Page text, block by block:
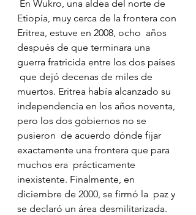
Etiopía, muy cerca de la frontera con
Eritrea, estuve en 2008, ocho  años
después de que terminara una
guerra fratricida entre los dos países
que dejó decenas de miles de
muertos. Eritrea había alcanzado su
independencia en los años noventa,
pero los dos gobiernos no se
pusieron  de acuerdo dónde fijar
exactamente una frontera que para
muchos era  prácticamente
inexistente. Finalmente, en
diciembre de 2000, se firmó la  paz y
se declaró un área desmilitarizada.